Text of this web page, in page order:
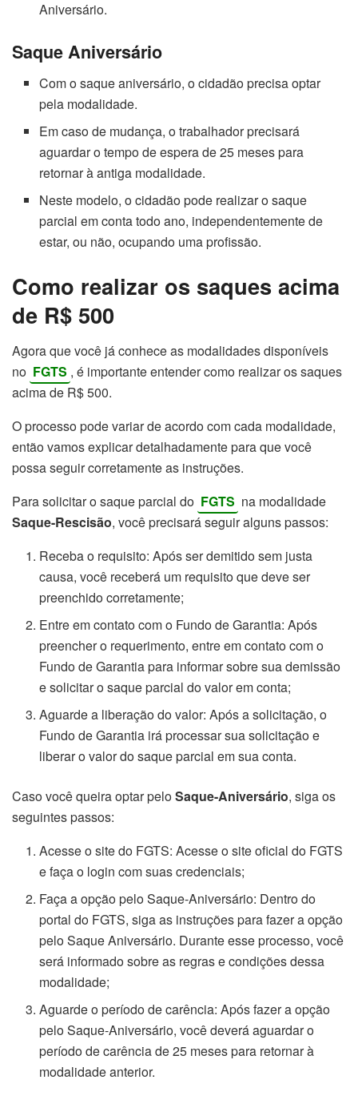
Aniversário.
Saque Aniversário
Com o saque aniversário, o cidadão precisa optar
pela modalidade.
Em caso de mudança, o trabalhador precisará
aguardar o tempo de espera de 25 meses para
retornar à antiga modalidade.
Neste modelo, o cidadão pode realizar o saque
parcial em conta todo ano, independentemente de
estar, ou não, ocupando uma profissão.
Como realizar os saques acima
de R$ 500
Agora que você já conhece as modalidades disponíveis
no FGTS , é importante entender como realizar os saques
acima de R$ 500.
O processo pode variar de acordo com cada modalidade,
então vamos explicar detalhadamente para que você
possa seguir corretamente as instruções.
Para solicitar o saque parcial do FGTS na modalidade
Saque-Rescisão, você precisará seguir alguns passos:
Receba o requisito: Após ser demitido sem justa
causa, você receberá um requisito que deve ser
preenchido corretamente;
Entre em contato com o Fundo de Garantia: Após
preencher o requerimento, entre em contato com o
Fundo de Garantia para informar sobre sua demissão
e solicitar o saque parcial do valor em conta;
Aguarde a liberação do valor: Após a solicitação, o
Fundo de Garantia irá processar sua solicitação e
liberar o valor do saque parcial em sua conta.
Caso você queira optar peloSaque-Aniversário, siga os
seguintes passos:
Acesse o site do FGTS: Acesse o site oficial do FGTS
e faça o login com suas credenciais;
Faça a opção pelo Saque-Aniversário: Dentro do
portal do FGTS, siga as instruções para fazer a opção
pelo Saque Aniversário. Durante esse processo, você
será informado sobre as regras e condições dessa
modalidade;
Aguarde o período de carência: Após fazer a opção
pelo Saque-Aniversário, você deverá aguardar o
período de carência de 25 meses para retornar à
modalidade anterior.